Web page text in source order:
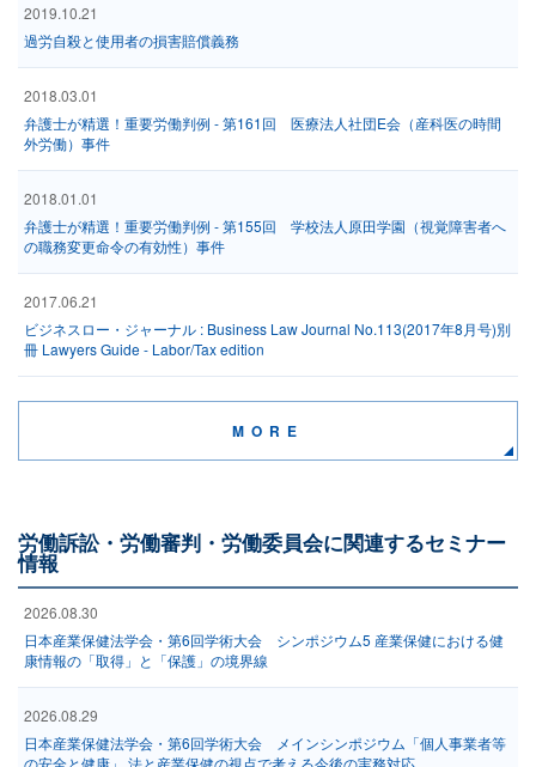
2019.10.21
過労自殺と使用者の損害賠償義務
2018.03.01
弁護士が精選！重要労働判例 - 第161回 医療法人社団E会（産科医の時間
外労働）事件
2018.01.01
弁護士が精選！重要労働判例 - 第155回 学校法人原田学園（視覚障害者へ
の職務変更命令の有効性）事件
2017.06.21
ビジネスロー・ジャーナル : Business Law Journal No.113(2017年8月号)別
冊 Lawyers Guide - Labor/Tax edition
MORE
労働訴訟・労働審判・労働委員会に関連するセミナー
情報
2026.08.30
日本産業保健法学会・第6回学術大会 シンポジウム5 産業保健における健
康情報の「取得」と「保護」の境界線
2026.08.29
日本産業保健法学会・第6回学術大会 メインシンポジウム「個人事業者等
の安全と健康」 法と産業保健の視点で考える今後の実務対応